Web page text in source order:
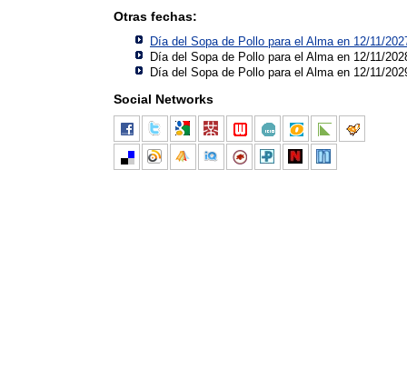
Otras fechas:
Día del Sopa de Pollo para el Alma en 12/11/
Día del Sopa de Pollo para el Alma en 12/11/
Día del Sopa de Pollo para el Alma en 12/11/
Social Networks